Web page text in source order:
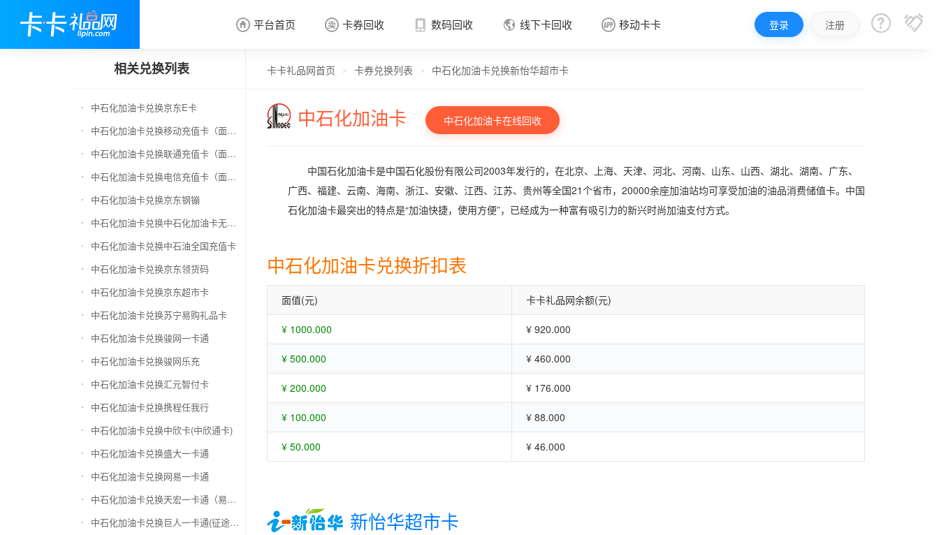
 平台首页  卡券回收
 卡券回收
 数码回收  线下卡回收  移动卡卡 登录 注册  
相关兑换列表
中石化加油卡兑换京东E卡
中石化加油卡兑换移动充值卡（面值千万别选错）
中石化加油卡兑换联通充值卡（面值千万别选错）
中石化加油卡兑换电信充值卡（面值千万别选错）
中石化加油卡兑换京东钢镚
中石化加油卡兑换中石化加油卡无卡号（面值千万别选错）
中石化加油卡兑换中石油全国充值卡
中石化加油卡兑换京东领货码
中石化加油卡兑换京东超市卡
中石化加油卡兑换苏宁易购礼品卡
中石化加油卡兑换骏网一卡通
中石化加油卡兑换骏网乐充
中石化加油卡兑换汇元智付卡
中石化加油卡兑换携程任我行
中石化加油卡兑换中欣卡(中欣通卡)
中石化加油卡兑换盛大一卡通
中石化加油卡兑换网易一卡通
中石化加油卡兑换天宏一卡通（易冲天宏卡）
中石化加油卡兑换巨人一卡通(征途卡)
卡卡礼品网首页 > 卡券兑换列表 > 中石化加油卡兑换新怡华超市卡
中石化加油卡 中石化加油卡在线回收
中国石化加油卡是中国石化股份有限公司2003年发行的，在北京、上海、天津、河北、河南、山东、山西、湖北、湖南、广东、
广西、福建、云南、海南、浙江、安徽、江西、江苏、贵州等全国21个省市，20000余座加油站均可享受加油的油品消费储值卡。中国
石化加油卡最突出的特点是“加油快捷，使用方便”，已经成为一种富有吸引力的新兴时尚加油支付方式。
中石化加油卡兑换折扣表
面值(元) 卡卡礼品网余额(元)
¥ 1000.000 ¥ 920.000
¥ 500.000 ¥ 460.000
¥ 200.000 ¥ 176.000
¥ 100.000 ¥ 88.000
¥ 50.000 ¥ 46.000
新怡华超市卡